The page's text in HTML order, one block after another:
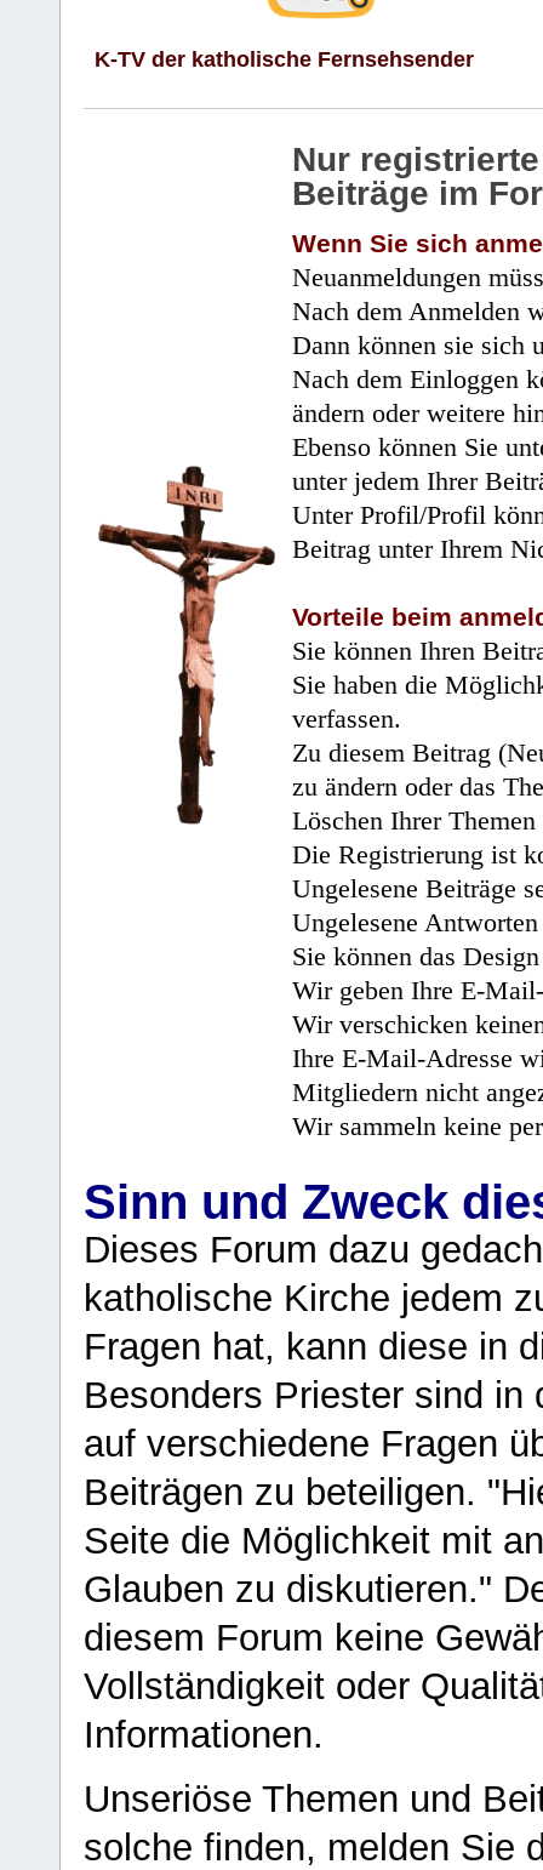
K-TV der katholische Fernsehsender
Nur
Beiträge im
Wenn Sie sich
Neuanmeldungen
Nach dem Anmelden
Dann können sie sich
Nach dem Einloggen
ändern oder weitere
Ebenso können Sie
unter jedem Ihrer
Unter Profil/Profil
Beitrag unter Ihrem
Vorteile beim
Sie können Ihren
Sie haben die
verfassen.
Zu diesem Beitrag
zu ändern oder das
Löschen Ihrer
Die Registrierung ist
Ungelesene Beiträge
Ungelesene
Sie können das
Wir geben Ihre E-
Wir verschicken
Ihre E-Mail-Adresse
Mitgliedern nicht
Wir sammeln keine
Sinn und Zweck
Dieses Forum dazu
katholische Kirche jedem
Fragen hat, kann diese in
Besonders Priester sind in
auf verschiedene Fragen
Beiträgen zu beteiligen.
Seite die Möglichkeit mit
Glauben zu diskutieren."
diesem Forum keine
Vollständigkeit oder
Informationen.
Unseriöse Themen und
solche finden, melden Sie